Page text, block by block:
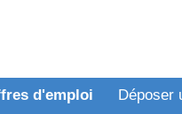
d'emploi Déposer